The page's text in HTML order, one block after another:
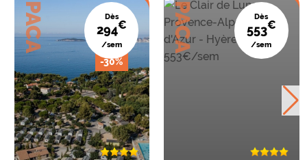
PACA Dès
294€
/sem
-30%
PACA Dès
553€
/sem